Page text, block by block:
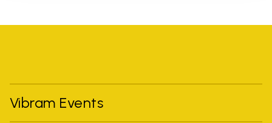
Vibram Events